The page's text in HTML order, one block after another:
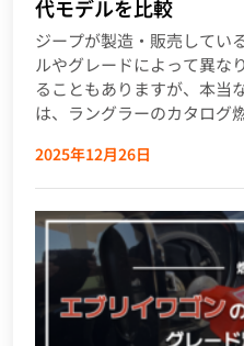
代モデルを比較
ジープが製造・販売してい
ルやグレードによって異な
ることもありますが、本当
は、ラングラーのカタログ
2025年12月26日